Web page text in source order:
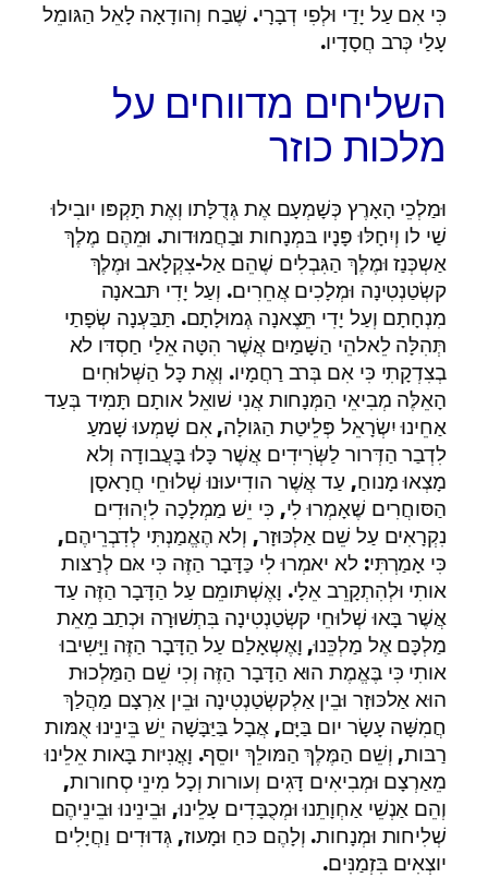
כִּי אִם עַל יָדַי וּלְפִי דְבָרָי. שֶׁבַח וְהודָאָה לָאֵל הַגּומֵל
עָלַי כְּרב חֲסָדָיו.
השליחים מדווחים על
מלכות כוזר
וּמַלְכֵי הָאָרֶץ כְּשָׁמְעָם אֶת גְּדֻלָּתו וְאֶת תָּקְפּו יובִילוּ
שַׁי לו וְיִחָלּוּ פָּנָיו בּמְנָחות וּבַחֲמוּדות. וּמֵהֶם מֶלֶךְ
אַשְכְּנַז וּמֶלֶךְ הַגִּבְלִים שֶׁהֵם אַל-צִקְלָאב וּמֶלֶךְ
קשְׂטַנְטִינָה וּמְלָכִים אֲחֵרִים. וְעַל יָדִי תּבאנָה
מִנְחָתָם וְעַל יָדִי תֵּצֶאנָה גְמוּלָתָם. תַּבַּעְנָה שְׂפָתַי
תְּהִלָּה לֵאלהֵי הַשָּׁמַיִם אֲשֶׁר הִטָּה אֵלַי חַסְדּו לא
בְצִדְקָתִי כִּי אִם בְּרב רַחֲמָיו. וְאֶת כָּל הַשְּׁלוּחִים
הָאֵלֶּה מְבִיאֵי הַמְּנָחות אֲנִי שׁואֵל אותָם תָּמִיד בְּעַד
אַחֵינוּ יִשְׂרָאֵל פְּלֵיטַת הַגּולָה, אִם שָׁמְעוּ שָׁמעַ
לִדְבַר הַדְּרור לַשְּׂרִידִים אֲשֶׁר כָּלוּ בָּעֲבודָה וְלא
מָצְאוּ מָנוחַ, עַד אֲשֶׁר הודִיעוּנוּ שְׁלוּחֵי חֲרָאסָן
הַסּוחֲרִים שֶׁאָמְרוּ לִי, כִּי יֵשׁ מַמְלָכָה לִיְהוּדִים
נִקְרָאִים עַל שֵׁם אַלְכּוּזָר, וְלא הֶאֱמַנְתִּי לְדִבְרֵיהֶם,
כִּי אָמַרְתִּי: לא יאמְרוּ לִי כַּדָּבָר הַזֶּה כִּי אּם לְרַצּות
אותִי וּלְהִתְקָרֵב אֵלָי. וָאֶשְׁתּומֵם עַל הַדָּבָר הַזֶּה עַד
אֲשֶׁר בָּאוּ שְׁלוּחֵי קשְׂטַנְטִינָה בִּתְשׁוּרָה וּכְתַב מֵאֵת
מַלְכָּם אֶל מַלְכֵּנוּ, וָאֶשְאָלַם עַל הַדָּבָר הַזֶּה וַיָּשִיבוּ
אותִי כִּי בֶּאֱמֶת הוּא הַדָּבָר הַזֶּה וְכִי שֵׁם הַמַּלְכוּת
הוּא אַלכּוּזָר וּבֵין אַלְקשְׂטַנְטִינָה וּבֵין אַרְצָם מַהֲלַךְ
חֲמִשָּׁה עָשָׂר יום בַּיָּם, אֲבָל בַּיַּבָּשָׁה יֵשׁ בֵּינֵינוּ אֻמּות
רַבּות, וְשֵׁם הַמֶּלֶךְ הַמּולֵךְ יוסֵף. וָאֳנִיּות בָּאות אֵלֵינוּ
מֵאַרְצָם וּמְבִיאִים דָּגִים וְעורות וְכָל מִינֵי סְחורות,
וְהֵם אַנְשֵׁי אַחְוָתֵנוּ וּמְכֻבָּדִים עָלֵינוּ, וּבֵינֵינוּ וּבֵינֵיהֶם
שְׁלִיחות וּמְנָחות. וְלָהֶם כּחַ וּמָעוז, גְּדוּדִים וַחֲיָלִים
יוצְאִים בִּזְמַנִּים.